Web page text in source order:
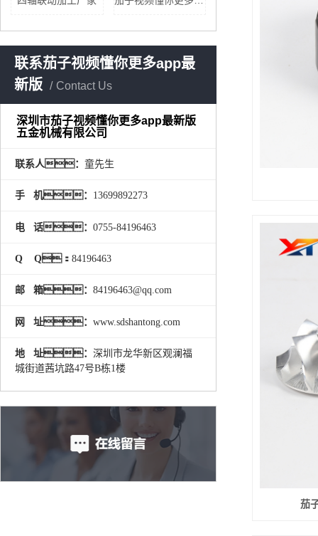
联系茄子视频懂你更多app最
新版
Contact Us
深圳市茄子视频懂你更多app最新版
五金机械有限公司
联系人： 童先生
手 机： 13699892273
电 话： 0755-84196463
Q Q： 84196463
邮 箱： 84196463@qq.com
网 址： www.sdshantong.com
地 址： 深圳市龙华新区观澜福
城街道茜坑路47号B栋1楼
茄